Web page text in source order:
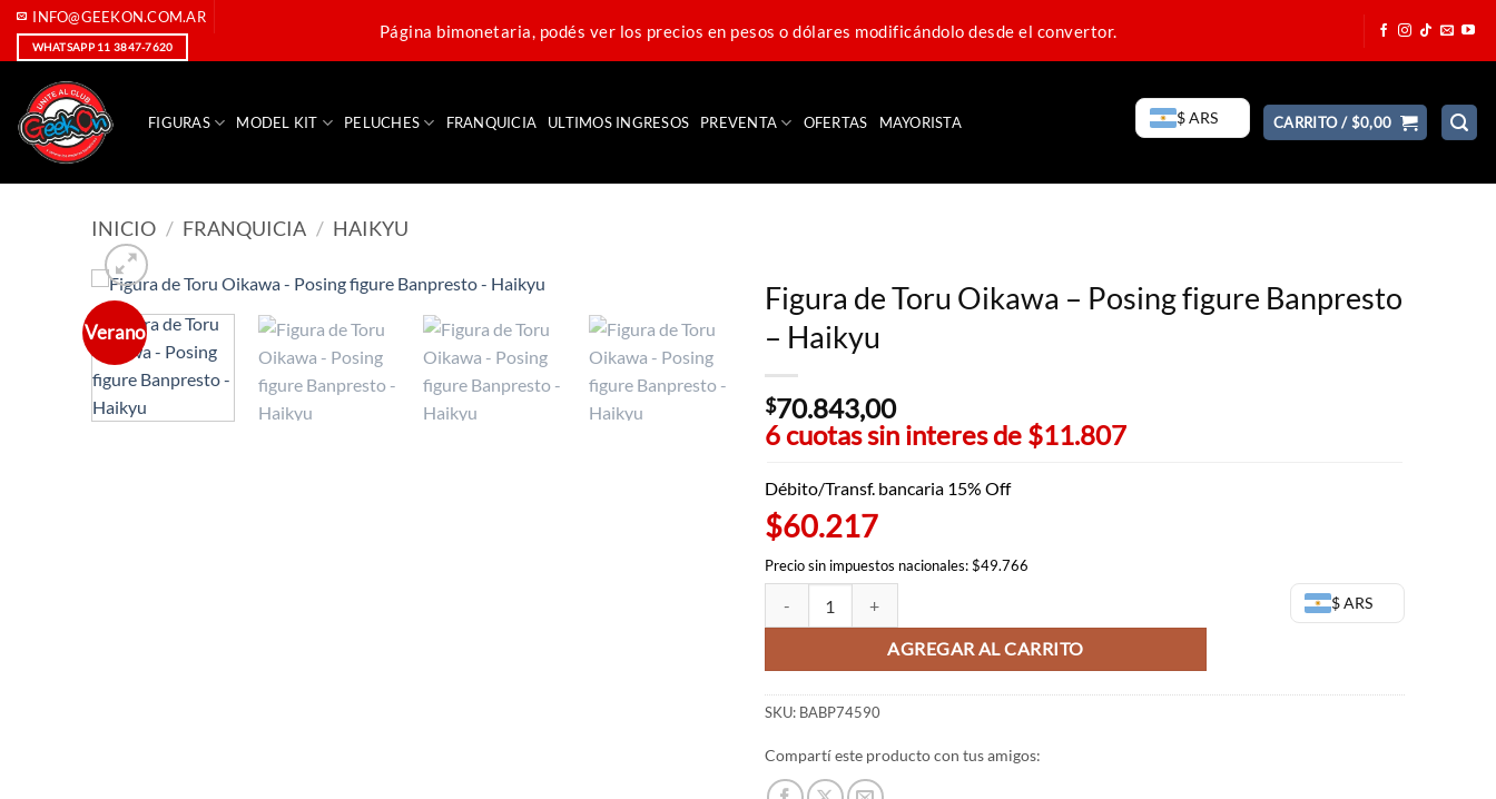
SaltarINFO@GEEKON.COM.AR
WHATSAPP 11 3847-7620
Página bimonetaria, podés ver los precios en pesos o dólares modificándolo desde el convertor.
FIGURAS MODEL KIT PELUCHES FRANQUICIA ULTIMOS INGRESOS PREVENTA OFERTAS MAYORISTA $ ARS CARRITO /$0,00
INICIO / FRANQUICIA / HAIKYU
Verano
Figura de Toru Oikawa – Posing figure Banpresto
– Haikyu
$70.843,00
6 cuotas sin interes de $11.807
Débito/Transf. bancaria 15% Off
$60.217
Precio sin impuestos nacionales: $49.766
$ ARS
AGREGAR AL CARRITO
SKU: BABP74590
Compartí este producto con tus amigos: